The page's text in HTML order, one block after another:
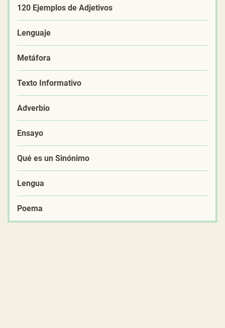
120 Ejemplos de Adjetivos
Lenguaje
Metáfora
Texto Informativo
Adverbio
Ensayo
Qué es un Sinónimo
Lengua
Poema